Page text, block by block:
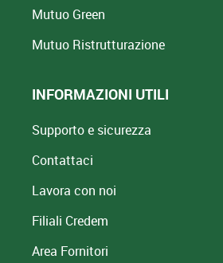
Mutuo Green
Mutuo Ristrutturazione
INFORMAZIONI UTILI
Supporto e sicurezza
Contattaci
Lavora con noi
Filiali Credem
Area Fornitori